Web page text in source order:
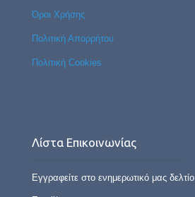
Όροι Χρήσης
Πολιτική Απορρήτου
Πολιτική Cookies
Λίστα Επικοινωνίας
Εγγραφείτε στο ενημερωτικό μας δελτίο